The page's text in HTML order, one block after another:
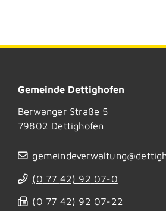
Gemeinde Dettighofen
Berwanger Straße 5
79802 Dettighofen
(0 77 42) 92 07-0
(0 77 42) 92 07-22